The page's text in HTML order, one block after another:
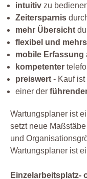
intuitiv zu
Zeitersparnis
mehr Übersicht
flexibel und
mobile Erfassung
kompetenter
preiswert - Kauf ist
einer der
Wartungsplaner ist
setzt neue
und
Wartungsplaner ist
Einzelarbeitsplatz-